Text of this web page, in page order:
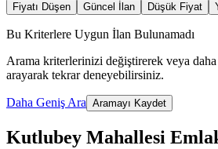
Fiyatı Düşen Güncel İlan Düşük Fiyat
Bu Kriterlere Uygun İlan Bulunamadı
Arama kriterlerinizi değiştirerek veya
arayarak tekrar deneyebilirsiniz.
Daha Geniş Ara Aramayı Kaydet
Kutlubey Mahallesi